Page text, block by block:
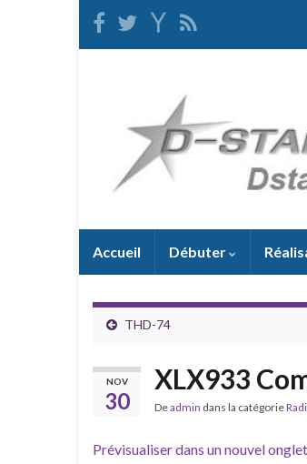
Accueil Débuter
THD-74
NOV
30
XLX933
Deadmin dans la catégorie
Prévisualiser dans un nouvel